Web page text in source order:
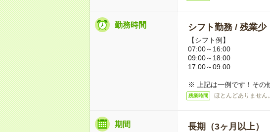
勤務時間 シフト勤務 / 残業少
【シフト例】
07:00～16:00
09:00～18:00
17:00～09:00
※ 上記は一例です！その
残業時間 ほとんどありません。
期間 長期（3ヶ月以上）